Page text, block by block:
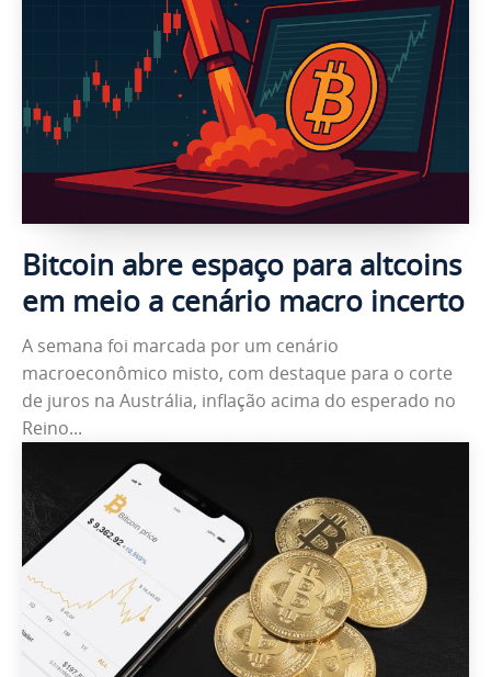
Bitcoin abre espaço para altcoins
em meio a cenário macro incerto
A semana foi marcada por um cenário
macroeconômico misto, com destaque para o corte
de juros na Austrália, inflação acima do esperado no
Reino...